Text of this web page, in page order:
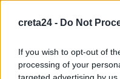
creta24 - Do Not
If you wish to opt-out of
processing of your
targeted advertising by
Ραφαέλα
6 Αυγούστου, 2026